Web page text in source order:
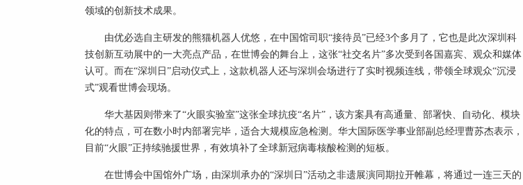
领域的创新技术成果。
由优必选自主研发的熊猫机器人优悠，在中国馆司职“接待员”已经3个多月了，它也是此次深圳科
技创新互动展中的一大亮点产品，在世博会的舞台上，这张“社交名片”多次受到各国嘉宾、观众和媒体
认可。而在“深圳日”启动仪式上，这款机器人还与深圳会场进行了实时视频连线，带领全球观众“沉浸
式”观看世博会现场。
华大基因则带来了“火眼实验室”这张全球抗疫“名片”，该方案具有高通量、部署快、自动化、模块
化的特点，可在数小时内部署完毕，适合大规模应急检测。华大国际医学事业部副总经理曹苏杰表示，
目前“火眼”正持续驰援世界，有效填补了全球新冠病毒核酸检测的短板。
在世博会中国馆外广场，由深圳承办的“深圳日”活动之非遗展演同期拉开帷幕，将通过一连三天的